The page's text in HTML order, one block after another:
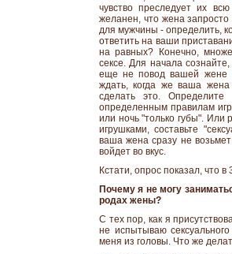
чувство преследует их
желанен, что жена
для мужчины - определить,
ответить на ваши
на равных? Конечно,
сексе. Для начала
еще не повод вашей жене
ждать, когда же ваша
сделать это.
определенным правилам
или ночь "только губы". Или
игрушками, составьте
ваша жена сразу не
войдет во вкус.
Кстати, опрос показал, что
Почему я не могу
родах жены?
С тех пор, как я
не испытываю
меня из головы. Что же